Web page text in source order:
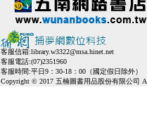
客服信箱:library.w3322@msa.hinet.net
客服電話:(07)2351960
客服時間:平日9：30-18：00（國定假日除外）
Copyright © 2017 五楠圖書用品股份有限公司